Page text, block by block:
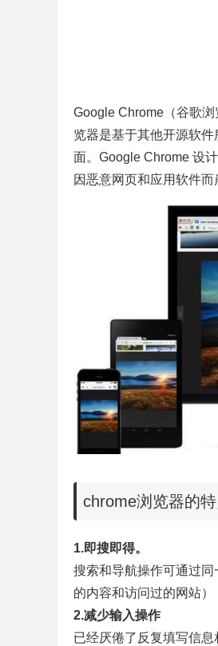
Google Chrome（谷歌
览器是基于其他开源软
面。Google Chrome 设
因恶意网页和应用软件而
chrome浏览器的
1.即搜即得。
搜索和导航操作可通过
的内容和访问过的网站）
2.减少输入操作
已经厌倦了反复填写信